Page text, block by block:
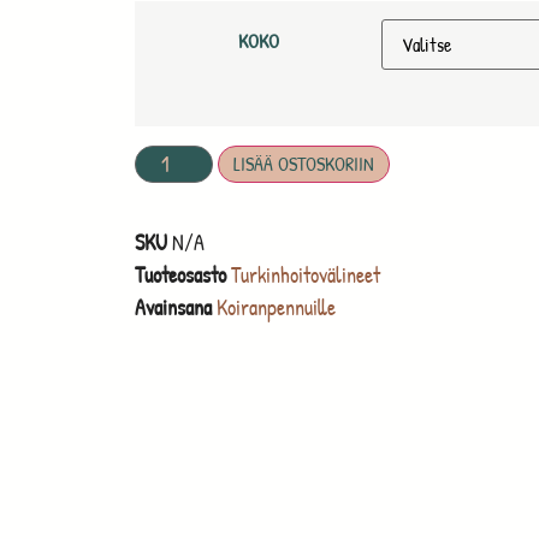
KOKO
LISÄÄ OSTOSKORIIN
SKUN/A
TuoteosastoTurkinhoitovälineet
Avainsana Koiranpennuille